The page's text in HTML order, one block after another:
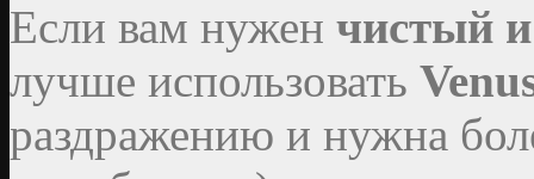
Если вам нужен чистый и
лучше использовать
раздражению и нужна